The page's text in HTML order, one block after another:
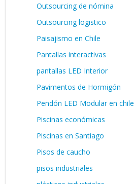
Outsourcing de nómina
Outsourcing logistico
Paisajismo en Chile
Pantallas interactivas
pantallas LED Interior
Pavimentos de Hormigón
Pendón LED Modular en chile
Piscinas económicas
Piscinas en Santiago
Pisos de caucho
pisos industriales